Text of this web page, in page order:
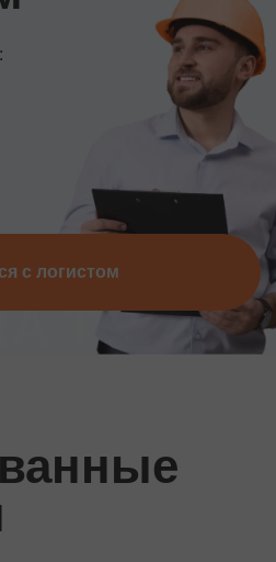
с логистом